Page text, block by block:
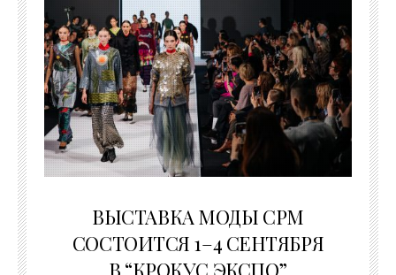
ВЫСТАВКА МОДЫ CPM
СОСТОИТСЯ 1–4 СЕНТЯБРЯ